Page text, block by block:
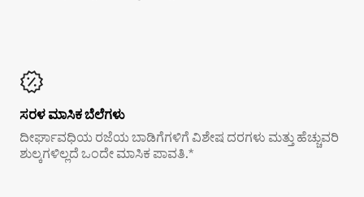
ಸರಳ ಮಾಸಿಕ ಬೆಲೆಗಳು
ದೀರ್ಘಾವಧಿಯ ರಜೆಯ ಬಾಡಿಗೆಗಳಿಗೆ ವಿಶೇಷ ದರಗಳು ಮತ್ತು ಹೆಚ್ಚುವರಿ
ಶುಲ್ಕಗಳಿಲ್ಲದೆ ಒಂದೇ ಮಾಸಿಕ ಪಾವತಿ.*